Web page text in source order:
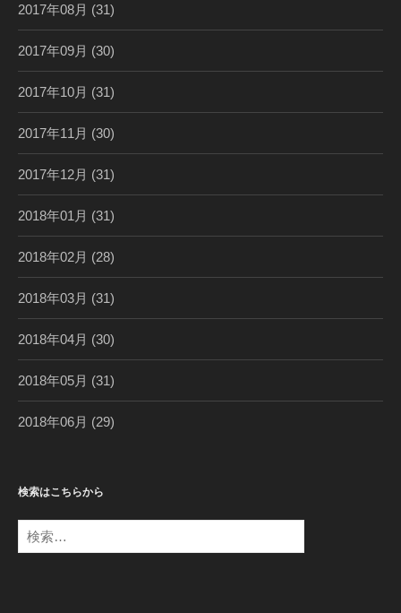
2017年08月 (31)
2017年09月 (30)
2017年10月 (31)
2017年11月 (30)
2017年12月 (31)
2018年01月 (31)
2018年02月 (28)
2018年03月 (31)
2018年04月 (30)
2018年05月 (31)
2018年06月 (29)
検索はこちらから
検
索